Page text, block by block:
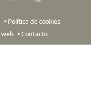
Política de cookies
Contacto